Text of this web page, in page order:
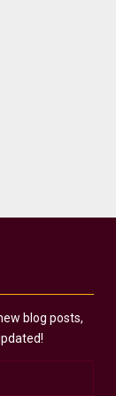
blog posts,